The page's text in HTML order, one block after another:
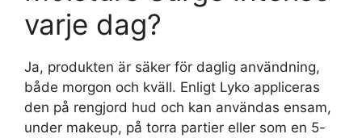
varje dag?
Ja, produkten är säker för daglig användning,
både morgon och kväll. Enligt Lyko appliceras
den på rengjord hud och kan användas ensam,
under makeup, på torra partier eller som en 5-